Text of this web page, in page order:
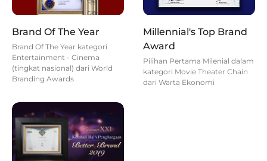
Brand Of The Year
Brand Of The Year kategori
Entertainment - Cinema
(tingkat nasional) dari World
Branding Awards
Millennial's Top Brand
Award
Pilihan Pertama Milenial dalam
kategori Movie Theater Chain
dari Warta Ekonomi